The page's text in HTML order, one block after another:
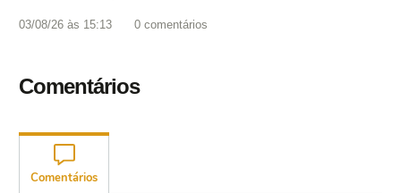
03/08/26 às 15:13 0 comentários
Comentários